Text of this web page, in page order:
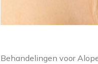
Behandelingen voor